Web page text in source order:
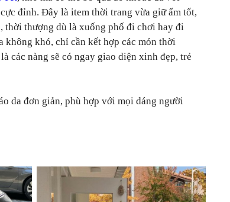
đỉnh. Đây là item thời trang vừa giữ ấm tốt,
thời thượng dù là xuống phố đi chơi hay đi
không khó, chỉ cần kết hợp các món thời
các nàng sẽ có ngay giao diện xinh đẹp, trẻ
da đơn giản, phù hợp với mọi dáng người